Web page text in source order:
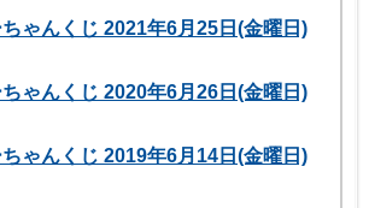
ゃんくじ 2021年6月25日(金曜日)
ゃんくじ 2020年6月26日(金曜日)
ゃんくじ 2019年6月14日(金曜日)